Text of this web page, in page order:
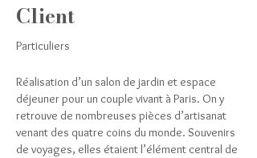
Client
Particuliers
Réalisation d’un salon de jardin et espace
déjeuner pour un couple vivant à Paris. On y
retrouve de nombreuses pièces d’artisanat
venant des quatre coins du monde. Souvenirs
de voyages, elles étaient l’élément central de